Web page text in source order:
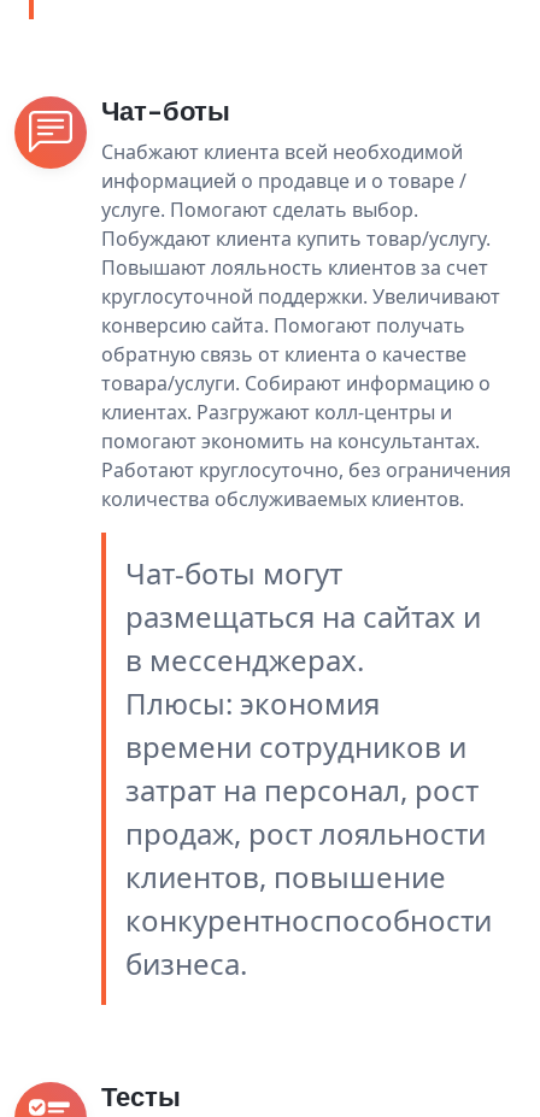
Чат-боты
Снабжают клиента всей необходимой
информацией о продавце и о товаре /
услуге. Помогают сделать выбор.
Побуждают клиента купить товар/услугу.
Повышают лояльность клиентов за счет
круглосуточной поддержки. Увеличивают
конверсию сайта. Помогают получать
обратную связь от клиента о качестве
товара/услуги. Собирают информацию о
клиентах. Разгружают колл-центры и
помогают экономить на консультантах.
Работают круглосуточно, без ограничения
количества обслуживаемых клиентов.
Чат-боты могут
размещаться на сайтах и
в мессенджерах.
Плюсы: экономия
времени сотрудников и
затрат на персонал, рост
продаж, рост лояльности
клиентов, повышение
конкурентноспособности
бизнеса.
Тесты